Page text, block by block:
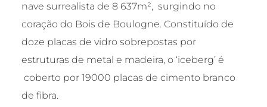
nave surrealista de 8 637m², surgindo no
coração do Bois de Boulogne. Constituído de
doze placas de vidro sobrepostas por
estruturas de metal e madeira, o ‘iceberg’ é
coberto por 19000 placas de cimento branco
de fibra.